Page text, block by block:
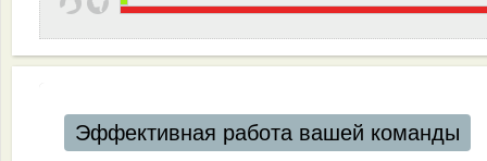
Эффективная работа вашей команды